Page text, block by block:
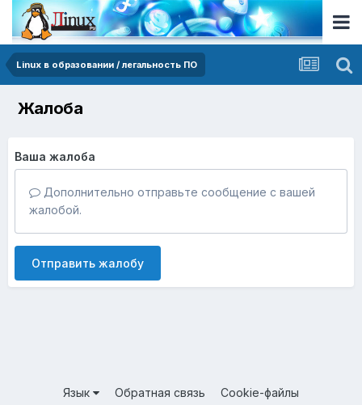
Linux в образовании / легальность ПО
Жалоба
Ваша жалоба
Дополнительно отправьте сообщение с вашей
жалобой.
Отправить жалобу
Язык Обратная связь Cookie-файлы